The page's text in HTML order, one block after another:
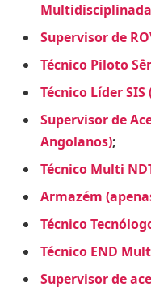
Supervisor de
Técnico Piloto
Técnico Líder SIS
Supervisor de
Angolanos);
Técnico Multi
Armazém
Técnico
Técnico END
Supervisor de